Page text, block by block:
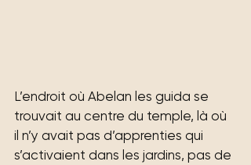
L’endroit où Abelan les guida se
trouvait au centre du temple, là où
il n’y avait pas d’apprenties qui
s’activaient dans les jardins, pas de